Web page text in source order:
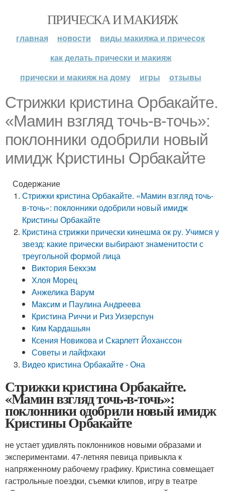
ПРИЧЕСКА И МАКИЯЖ
главная новости
виды макияжа и причесок
как делать прически и макияж
прически и макияж на дому
игры отзывы
Стрижки кристина Орбакайте.
«Мамин взгляд точь-в-точь»:
поклонники одобрили новый
имидж Кристины Орбакайте
Содержание
Стрижки кристина Орбакайте. «Мамин взгляд точь-
в-точь»: поклонники одобрили новый имидж
Кристины Орбакайте
Кристина стрижки прически кинешма ок ру. Учимся у
звезд: какие прически выбирают знаменитости с
треугольной формой лица
Виктория Бекхэм
Хлоя Морец
Анжелика Варум
Максим и Паулина Андреева
Кристина Риччи и Риз Уизерспун
Ким Кардашьян
Ксения Новикова и Скарлетт Йоханссон
Советы и лайфхаки
Видео кристина Орбакайте - Она
Стрижки кристина Орбакайте.
«Мамин взгляд точь-в-точь»:
поклонники одобрили новый имидж
Кристины Орбакайте
не устает удивлять поклонников новыми образами и
экспериментами. 47-летняя певица привыкла к
напряженному рабочему графику. Кристина совмещает
гастрольные поездки, съемки клипов, игру в театре